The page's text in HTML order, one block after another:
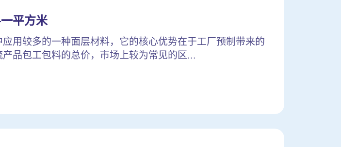
平方米
用较多的一种面层材料，它的核心优势在于工厂预制带来的
品包工包料的总价，市场上较为常见的区...